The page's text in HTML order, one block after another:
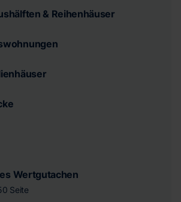
& Reihenhäuser
Wertgutachen
Seite